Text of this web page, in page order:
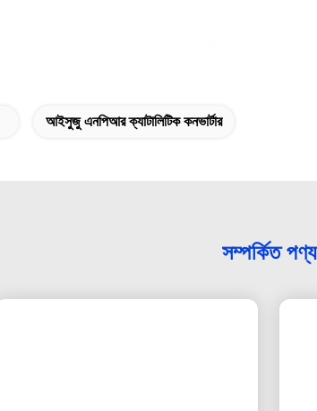
আইসুজু এনপিআর ক্যাটালিটিক কনভার্টার
সম্পর্কিত পণ্য